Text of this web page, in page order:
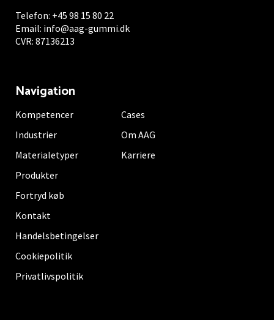
Telefon: +45 98 15 80 22
Email: info@aag-gummi.dk
CVR: 87136213
Navigation
Kompetencer
Industrier
Materialetyper
Produkter
Fortryd køb
Cases
Om AAG
Karriere
Kontakt
Handelsbetingelser
Cookiepolitik
Privatlivspolitik